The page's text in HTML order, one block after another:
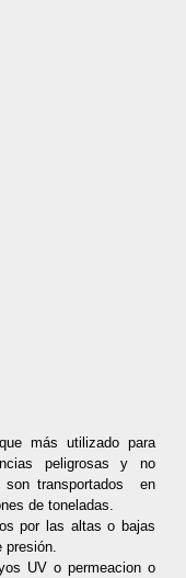
más utilizado para
peligrosas y no
transportados
en
de toneladas.
por las altas o bajas
presión.
UV o permeacion o